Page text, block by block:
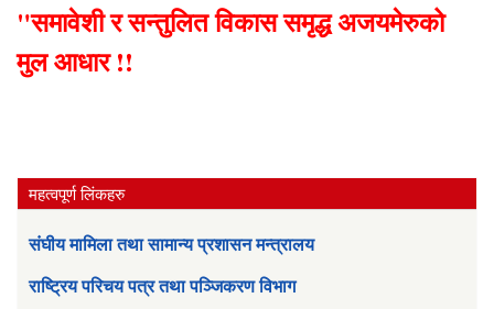
"समावेशी र सन्तुलित विकास समृद्ध अजयमेरुको
मुल आधार !!
महत्वपूर्ण लिंकहरु
संघीय मामिला तथा सामान्य प्रशासन मन्त्रालय
राष्ट्रिय परिचय पत्र तथा पञ्जिकरण विभाग